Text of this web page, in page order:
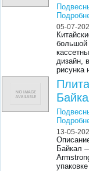
05-07-
дизайн,
рисунка
13-05-
Байкал